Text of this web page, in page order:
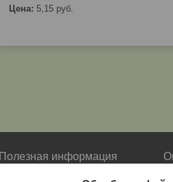
Цена: 5,15 руб.
Полезная информация